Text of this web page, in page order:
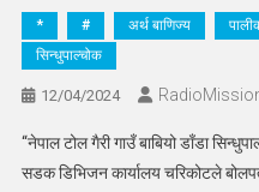
* # अर्थ बाणिज्य
सिन्धुपाल्चोक
12/04/2024
“नेपाल टोल गैरी गाउँ बाबियो डाँडा
सडक डिभिजन कार्यालय चरिकोटले